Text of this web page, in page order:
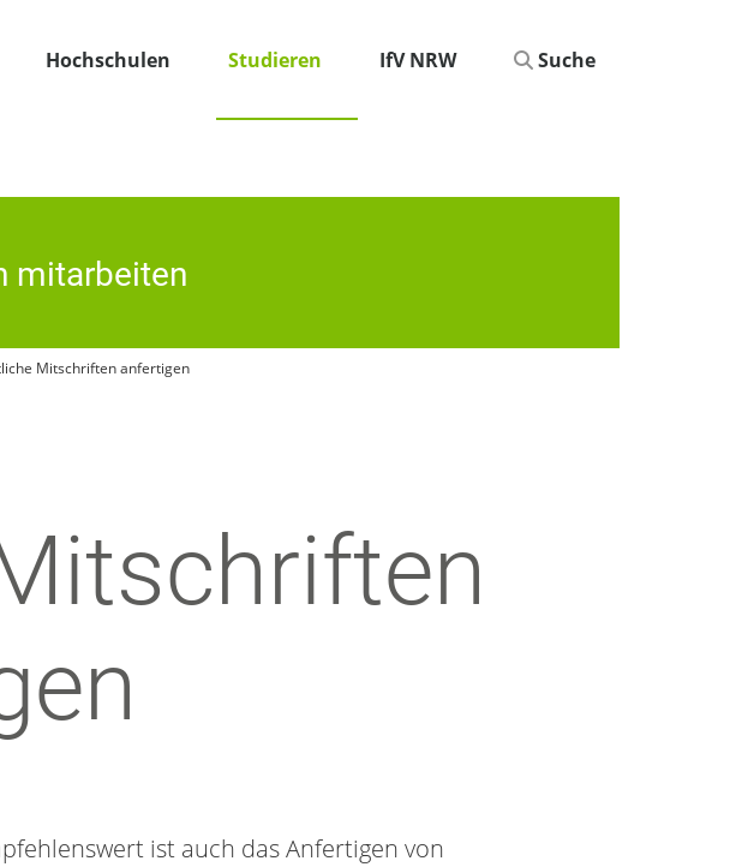
Hochschulen Studieren IfV NRW Suche
mitarbeiten
Mitschriften anfertigen
ist auch das Anfertigen von